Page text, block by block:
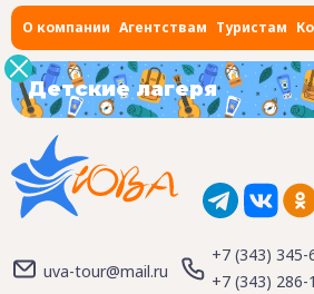
О компании Агентствам Туристам
Детские лагеря
uva-tour@mail.ru
+7 (343) 345-
+7 (343) 286-